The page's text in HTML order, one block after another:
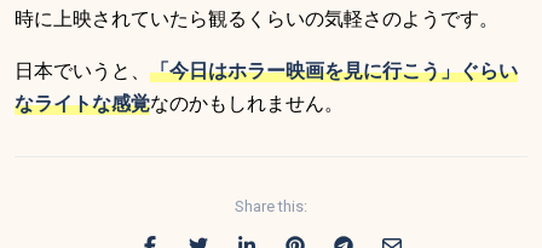
時に上映されていたら観るくらいの気軽さのようです。
日本でいうと、 「今日はホラー映画を見に行こう」ぐらい
なライトな感覚なのかもしれません。
Share this: